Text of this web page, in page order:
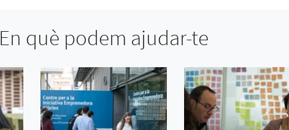
En què podem ajudar-te